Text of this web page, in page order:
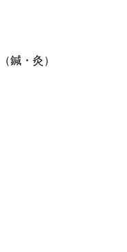
鍼・灸）